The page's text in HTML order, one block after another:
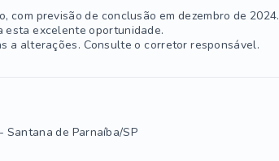
com previsão de conclusão em dezembro de 2024.
esta excelente oportunidade.
a alterações. Consulte o corretor responsável.
Santana de Parnaíba/SP